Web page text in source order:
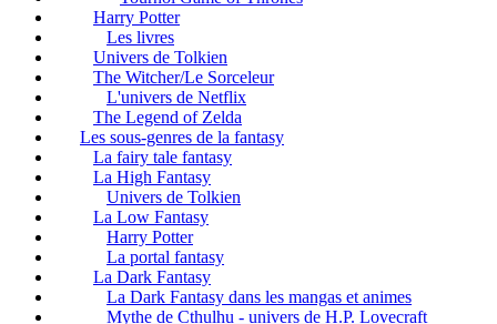
Harry Potter
Les livres
Univers de Tolkien
The Witcher/Le Sorceleur
L'univers de Netflix
The Legend of Zelda
Les sous-genres de la fantasy
La fairy tale fantasy
La High Fantasy
Univers de Tolkien
La Low Fantasy
Harry Potter
La portal fantasy
La Dark Fantasy
La Dark Fantasy dans les mangas et animes
Mythe de Cthulhu - univers de H.P. Lovecraft